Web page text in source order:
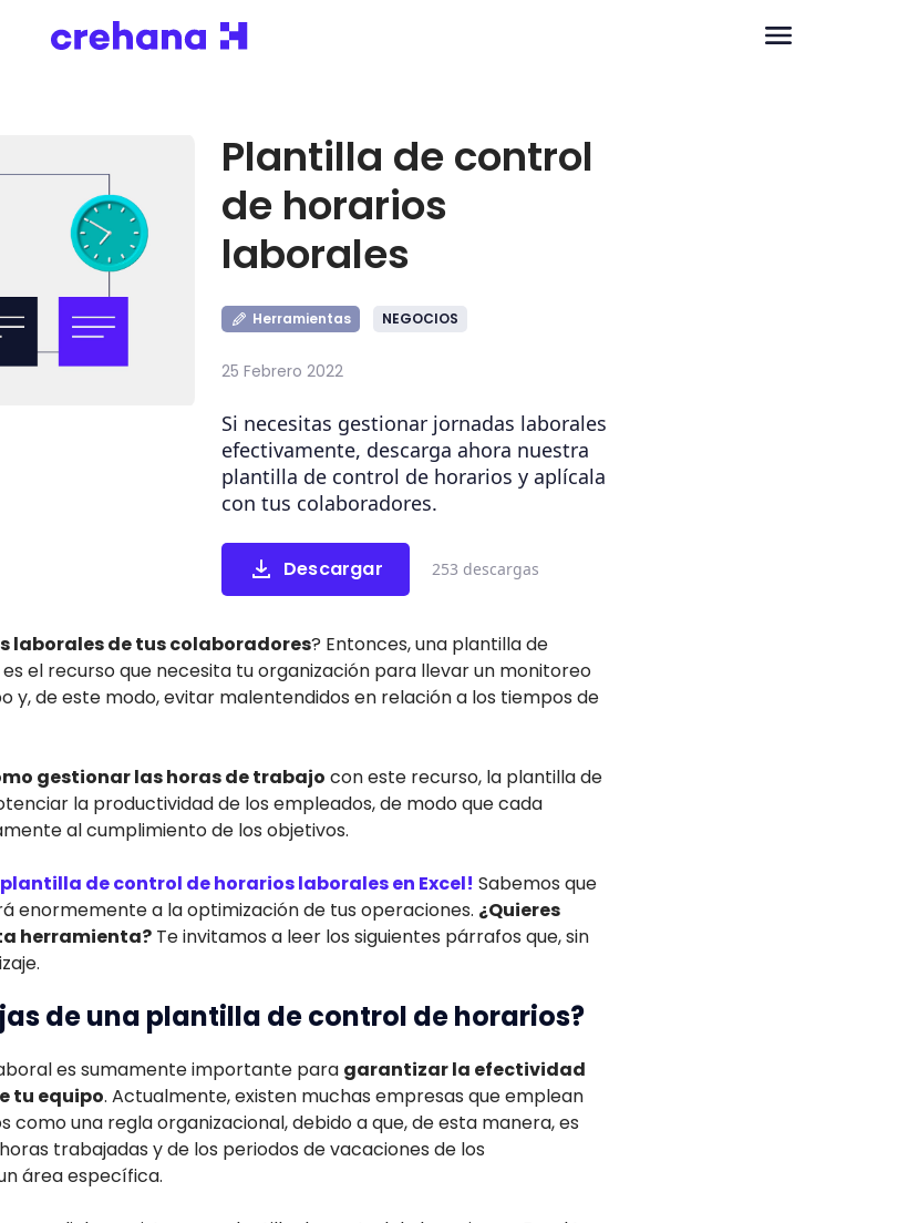
Plantilla de control
de horarios
laborales
Herramientas NEGOCIOS
25 Febrero 2022
Si necesitas gestionar jornadas laborales
efectivamente, descarga ahora nuestra
plantilla de control de horarios y aplícala
con tus colaboradores.
Descargar 253 descargas
laborales de tus colaboradores? Entonces, una plantilla de
el recurso que necesita tu organización para llevar un monitoreo
y, de este modo, evitar malentendidos en relación a los tiempos de
gestionar las horas de trabajo con este recurso, la plantilla de
la productividad de los empleados, de modo que cada
al cumplimiento de los objetivos.
de control de horarios laborales en Excel! Sabemos que
enormemente a la optimización de tus operaciones. ¿Quieres
herramienta? Te invitamos a leer los siguientes párrafos que, sin
de una plantilla de control de horarios?
es sumamente importante para garantizar la efectividad
tu equipo. Actualmente, existen muchas empresas que emplean
una regla organizacional, debido a que, de esta manera, es
trabajadas y de los periodos de vacaciones de los
área específica.